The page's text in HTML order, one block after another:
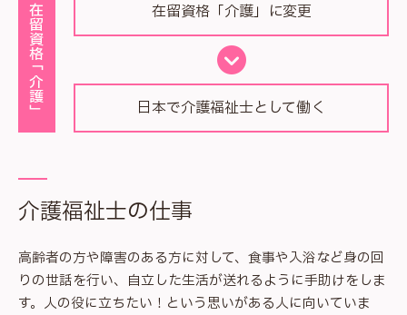
在留資格「介護」 在留資格「介護」に変更
日本で介護福祉士として働く
介護福祉士の仕事
高齢者の方や障害のある方に対して、食事や入浴など身の回
りの世話を行い、自立した生活が送れるように手助けをしま
す。人の役に立ちたい！という思いがある人に向いていま